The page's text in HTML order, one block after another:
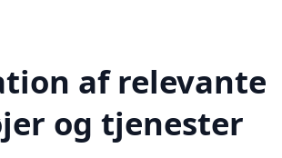
af relevante
og tjenester